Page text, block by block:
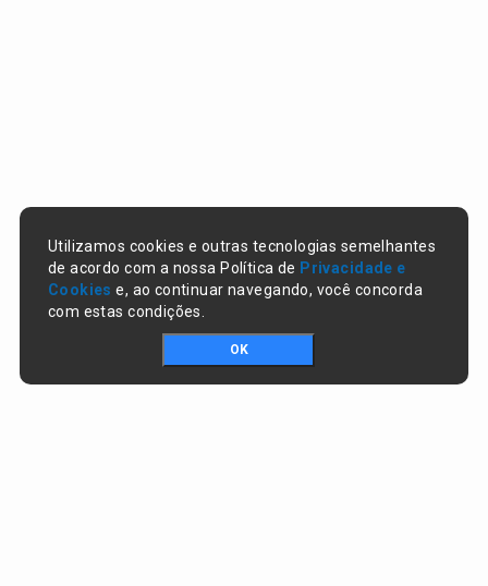
Utilizamos cookies e outras tecnologias semelhantes
de acordo com a nossa Política de Privacidade e
Cookies e, ao continuar navegando, você concorda
com estas condições.
OK